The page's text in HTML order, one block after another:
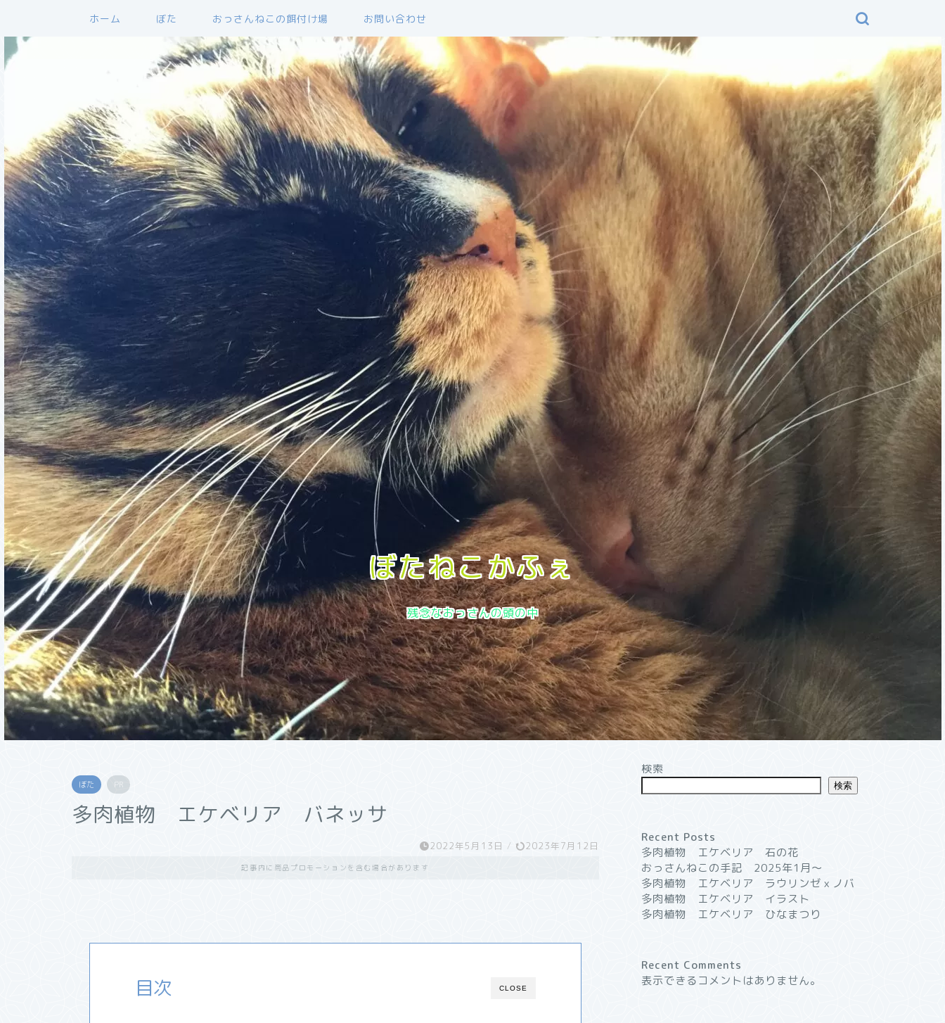
ホーム ぼた おっさんねこの餌付け場 お問い合わせ
ぼたねこかふぇ
残念なおっさんの頭の中
ぼた PR
多肉植物 エケベリア バネッサ
2022年5月13日 / 2023年7月12日
記事内に商品プロモーションを含む場合があります
CLOSE
目次
検索
検索
Recent Posts
多肉植物 エケベリア 石の花
おっさんねこの手記 2025年1月〜
多肉植物 エケベリア ラウリンゼｘノバ
多肉植物 エケベリア イラスト
多肉植物 エケベリア ひなまつり
Recent Comments
表示できるコメントはありません。